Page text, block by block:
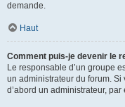
demande.
Haut
Comment puis-je devenir le
Le responsable d’un groupe
un administrateur du forum.
d’abord un administrateur,